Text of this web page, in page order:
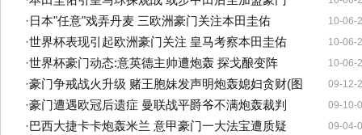
10-06-
· 日本"任意"戏弄丹麦 三欧洲豪门关注本田圭佑
10-06-
·世界杯表现引起欧洲豪门关注 皇马考察本田圭佑
10-06-
·世界杯豪门动态:意英德主帅遭炮轰 探戈酿变阵
09-12-
·豪门争戒战火升级 赌王胞妹发声明炮轰媳妇贪财(图
09-10-
·豪门遭遇欧冠后遗症 曼联战平爵爷不满炮轰裁判
09-04-
·巴西大捷卡卡炮轰米兰 意甲豪门一大法宝遭质疑